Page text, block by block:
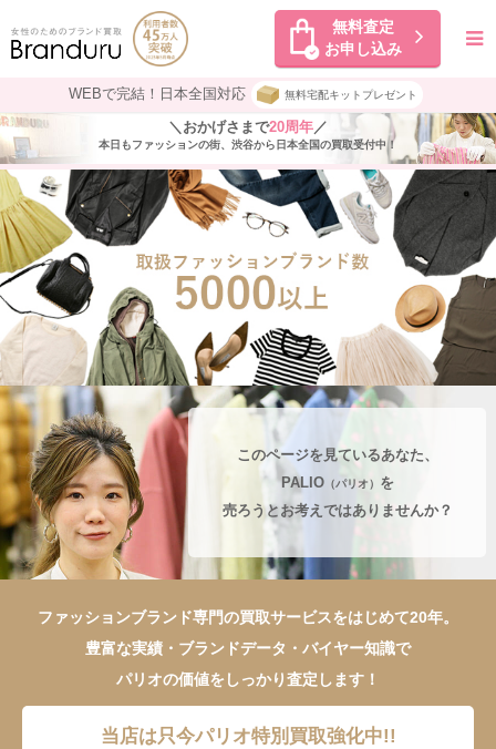
無料査定
お申し込み
WEBで完結！日本全国対応 無料宅配キットプレゼント
＼おかげさまで20周年／
本日もファッションの街、渋谷から日本全国の買取受付中！
このページを見ているあなた、
PALIO（パリオ）
を
売ろうとお考えではありませんか？
ファッションブランド専門の買取サービスをはじめて20年。
豊富な実績・ブランドデータ・バイヤー知識で
パリオの価値をしっかり査定します！
当店は只今パリオ特別買取強化中!!